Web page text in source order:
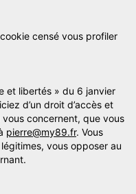
censé vous profiler
et libertés » du 6 janvier
d’un droit d’accès et
concernent, que vous
pierre@my89.fr. Vous
vous opposer au